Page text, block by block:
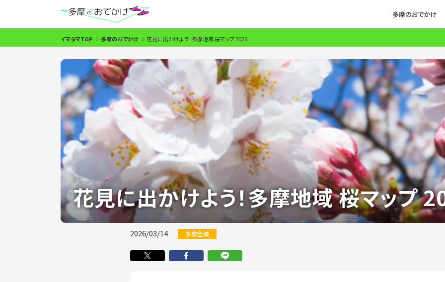
多摩のおでかけ
イマタマTOP 多摩のおでかけ 花見に出かけよう！多摩地域 桜マップ 2026
花見に出かけよう！多摩地域 桜マップ
2026/03/14 多摩全域